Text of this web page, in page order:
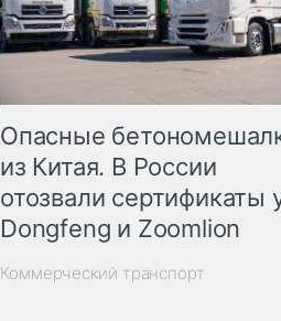
Опасные
из Китая. В России
отозвали сертификаты
Dongfeng и Zoomlion
Коммерческий транспорт